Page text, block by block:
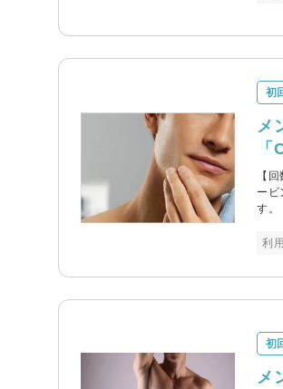
初
メ
【
ービ
す。
利
初
メ